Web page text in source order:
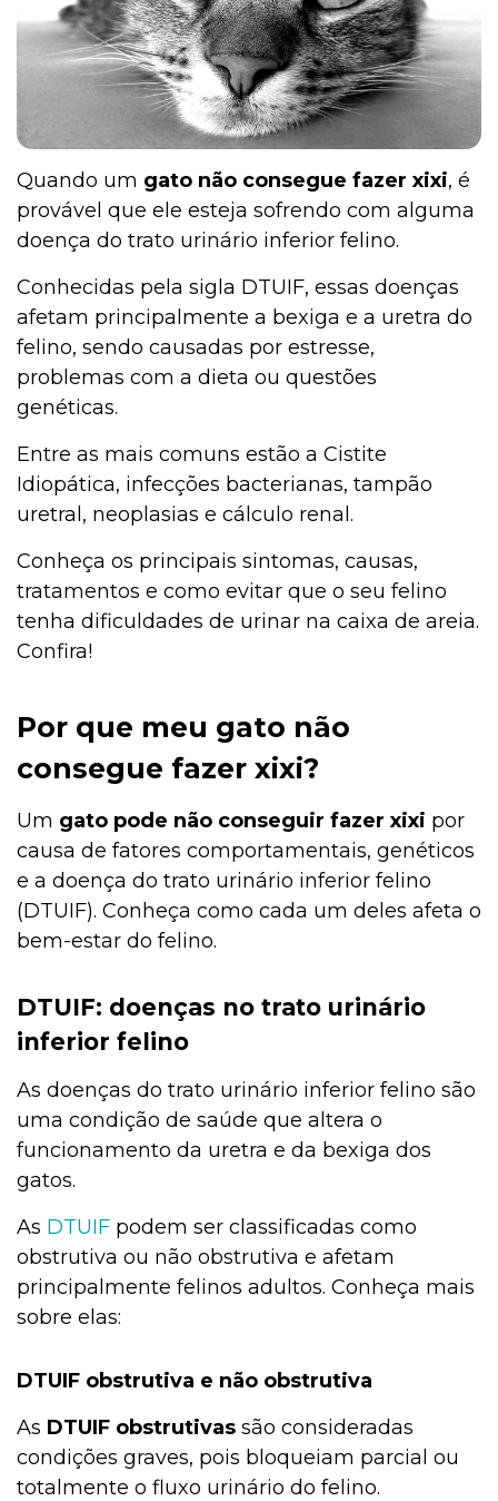
Saúde
Quando um gato não consegue fazer xixi, é
provável que ele esteja sofrendo com alguma
doença do trato urinário inferior felino.
Conhecidas pela sigla DTUIF, essas doenças
afetam principalmente a bexiga e a uretra do
felino, sendo causadas por estresse,
problemas com a dieta ou questões
genéticas.
Entre as mais comuns estão a Cistite
Idiopática, infecções bacterianas, tampão
uretral, neoplasias e cálculo renal.
Conheça os principais sintomas, causas,
tratamentos e como evitar que o seu felino
tenha dificuldades de urinar na caixa de areia.
Confira!
Por que meu gato não
consegue fazer xixi?
Um gato pode não conseguir fazer xixi por
causa de fatores comportamentais, genéticos
e a doença do trato urinário inferior felino
(DTUIF). Conheça como cada um deles afeta o
bem-estar do felino.
DTUIF: doenças no trato urinário
inferior felino
As doenças do trato urinário inferior felino são
uma condição de saúde que altera o
funcionamento da uretra e da bexiga dos
gatos.
As DTUIF podem ser classificadas como
obstrutiva ou não obstrutiva e afetam
principalmente felinos adultos. Conheça mais
sobre elas:
DTUIF obstrutiva e não obstrutiva
As DTUIF obstrutivas são consideradas
condições graves, pois bloqueiam parcial ou
totalmente o fluxo urinário do felino.